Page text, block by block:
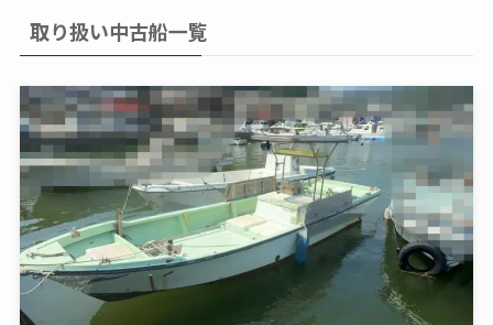
取り扱い中古船一覧